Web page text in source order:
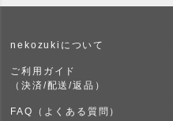
nekozukiについて
ご利用ガイド
（決済/配送/返品）
FAQ（よくある質問）